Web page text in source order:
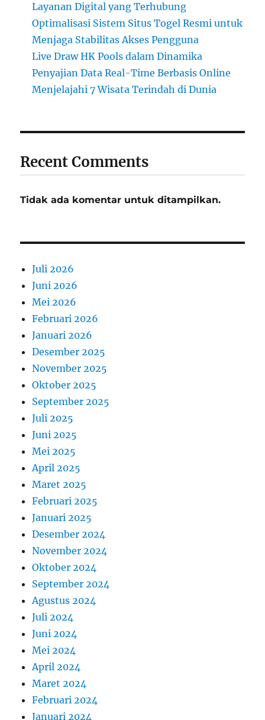
Layanan Digital yang Terhubung
Optimalisasi Sistem Situs Togel Resmi untuk
Menjaga Stabilitas Akses Pengguna
Live Draw HK Pools dalam Dinamika
Penyajian Data Real-Time Berbasis Online
Menjelajahi 7 Wisata Terindah di Dunia
Recent Comments
Tidak ada komentar untuk ditampilkan.
Juli 2026
Juni 2026
Mei 2026
Februari 2026
Januari 2026
Desember 2025
November 2025
Oktober 2025
September 2025
Juli 2025
Juni 2025
Mei 2025
April 2025
Maret 2025
Februari 2025
Januari 2025
Desember 2024
November 2024
Oktober 2024
September 2024
Agustus 2024
Juli 2024
Juni 2024
Mei 2024
April 2024
Maret 2024
Februari 2024
Januari 2024